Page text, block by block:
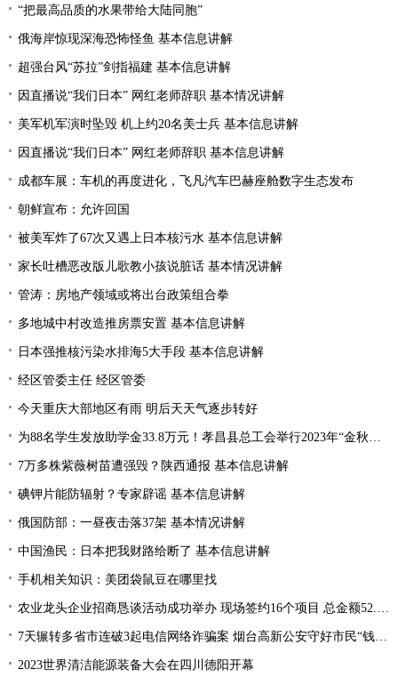
“把最高品质的水果带给大陆同胞”
俄海岸惊现深海恐怖怪鱼 基本信息讲解
超强台风“苏拉”剑指福建 基本信息讲解
因直播说“我们日本” 网红老师辞职 基本情况讲解
美军机军演时坠毁 机上约20名美士兵 基本信息讲解
因直播说“我们日本” 网红老师辞职 基本信息讲解
成都车展：车机的再度进化，飞凡汽车巴赫座舱数字生态发布
朝鲜宣布：允许回国
被美军炸了67次又遇上日本核污水 基本信息讲解
家长吐槽恶改版儿歌教小孩说脏话 基本情况讲解
管涛：房地产领域或将出台政策组合拳
多地城中村改造推房票安置 基本信息讲解
日本强推核污染水排海5大手段 基本信息讲解
经区管委主任 经区管委
今天重庆大部地区有雨 明后天天气逐步转好
为88名学生发放助学金33.8万元！孝昌县总工会举行2023年“金秋助学”活动
7万多株紫薇树苗遭强毁？陕西通报 基本信息讲解
碘钾片能防辐射？专家辟谣 基本信息讲解
俄国防部：一昼夜击落37架 基本情况讲解
中国渔民：日本把我财路给断了 基本信息讲解
手机相关知识：美团袋鼠豆在哪里找
农业龙头企业招商恳谈活动成功举办 现场签约16个项目 总金额52.1亿元
7天辗转多省市连破3起电信网络诈骗案 烟台高新公安守好市民“钱袋子”
2023世界清洁能源装备大会在四川德阳开幕